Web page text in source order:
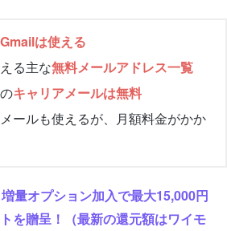
Gmailは使える
る主な無料メールアドレス一覧
キャリアメールは無料
ールも使えるが、月額料金がかか
量オプション加入で最大15,000円
を贈呈！（最新の還元額はワイモ